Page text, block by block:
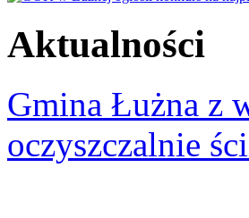
Aktualności
Gmina Łużna z
oczyszczalnie